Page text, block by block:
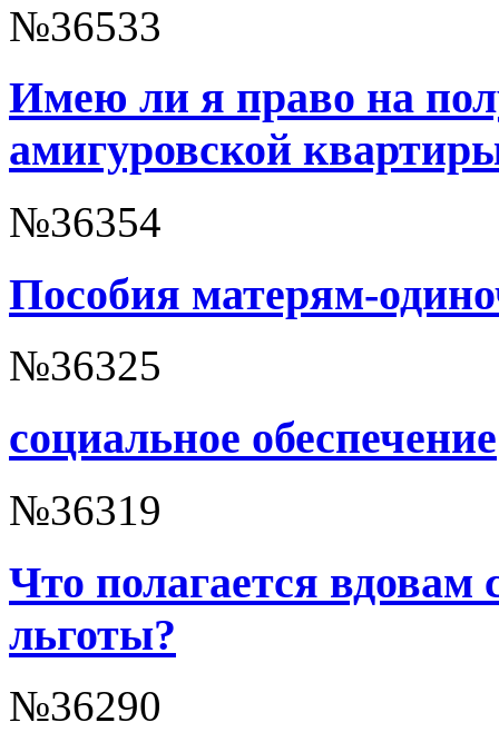
№36533
Имею ли я право на
амигуровской
№36354
Пособия матерям-
№36325
социальное обеспечение
№36319
Что полагается вдовам
льготы?
№36290